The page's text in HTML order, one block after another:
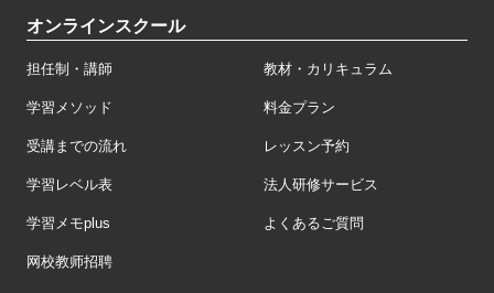
オンラインスクール
担任制・講師 教材・カリキュラム
学習メソッド 料金プラン
受講までの流れ レッスン予約
学習レベル表 法人研修サービス
学習メモplus よくあるご質問
网校教师招聘